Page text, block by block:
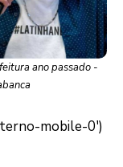
ano passado -